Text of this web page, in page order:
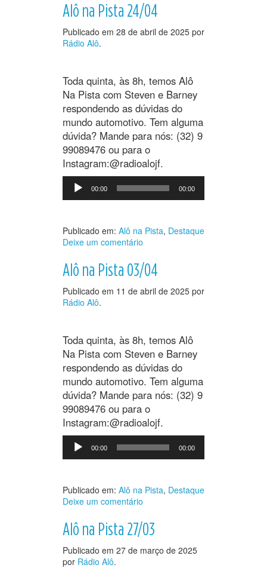
Alô na Pista 24/04
Publicado em 28 de abril de 2025 por
Rádio Alô.
Toda quinta, às 8h, temos Alô
Na Pista com Steven e Barney
respondendo as dúvidas do
mundo automotivo. Tem alguma
dúvida? Mande para nós: (32) 9
99089476 ou para o
Instagram:@radioalojf.
Tocador
áudio
00:00 00:00
Publicado em: Alô na Pista, Destaque
Deixe um comentário
Alô na Pista 03/04
Publicado em 11 de abril de 2025 por
Rádio Alô.
Toda quinta, às 8h, temos Alô
Na Pista com Steven e Barney
respondendo as dúvidas do
mundo automotivo. Tem alguma
dúvida? Mande para nós: (32) 9
99089476 ou para o
Instagram:@radioalojf.
Tocador
áudio
00:00 00:00
Publicado em: Alô na Pista, Destaque
Deixe um comentário
Alô na Pista 27/03
Publicado em 27 de março de 2025
por Rádio Alô.